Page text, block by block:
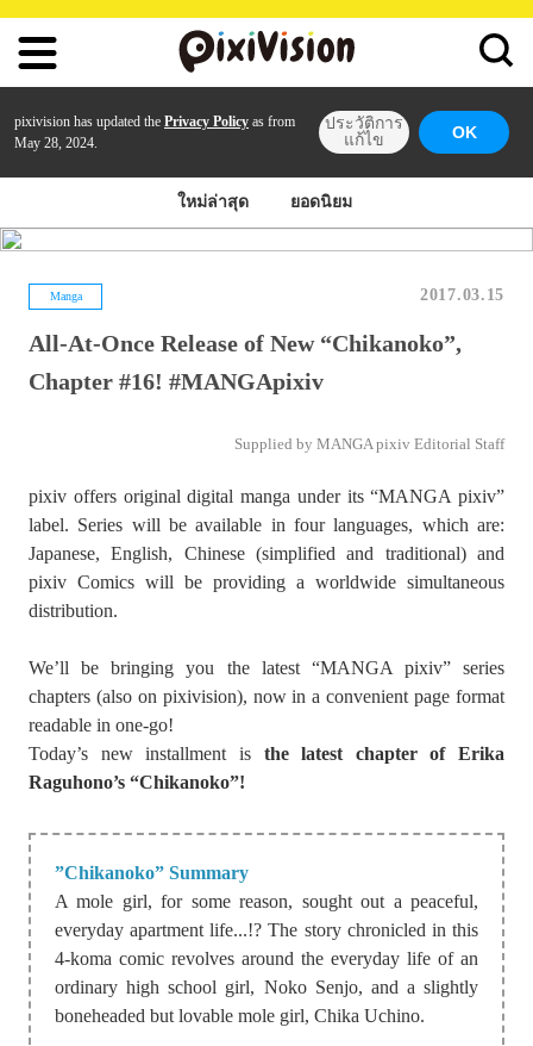
pixivision has updated the Privacy Policy as from
May 28, 2024.
ประวัติการ
แก้ไข
OK
ใหม่ล่าสุด ยอดนิยม
Manga 2017.03.15
All-At-Once Release of New “Chikanoko”,
Chapter #16! #MANGApixiv
Supplied by MANGA pixiv Editorial Staff
pixiv offers original digital manga under its “MANGA pixiv”
label. Series will be available in four languages, which are:
Japanese, English, Chinese (simplified and traditional) and
pixiv Comics will be providing a worldwide simultaneous
distribution.
We’ll be bringing you the latest “MANGA pixiv” series
chapters (also on pixivision), now in a convenient page format
readable in one-go!
Today’s new installment is the latest chapter of Erika
Raguhono’s “Chikanoko”!
”Chikanoko” Summary
A mole girl, for some reason, sought out a peaceful,
everyday apartment life...!? The story chronicled in this
4-koma comic revolves around the everyday life of an
ordinary high school girl, Noko Senjo, and a slightly
boneheaded but lovable mole girl, Chika Uchino.